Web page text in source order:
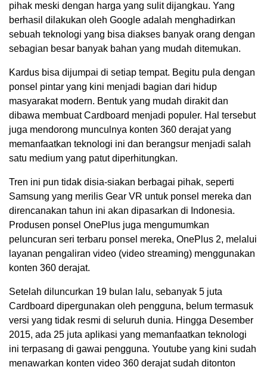
pihak meski dengan harga yang sulit dijangkau. Yang
berhasil dilakukan oleh Google adalah menghadirkan
sebuah teknologi yang bisa diakses banyak orang dengan
sebagian besar banyak bahan yang mudah ditemukan.
Kardus bisa dijumpai di setiap tempat. Begitu pula dengan
ponsel pintar yang kini menjadi bagian dari hidup
masyarakat modern. Bentuk yang mudah dirakit dan
dibawa membuat Cardboard menjadi populer. Hal tersebut
juga mendorong munculnya konten 360 derajat yang
memanfaatkan teknologi ini dan berangsur menjadi salah
satu medium yang patut diperhitungkan.
Tren ini pun tidak disia-siakan berbagai pihak, seperti
Samsung yang merilis Gear VR untuk ponsel mereka dan
direncanakan tahun ini akan dipasarkan di Indonesia.
Produsen ponsel OnePlus juga mengumumkan
peluncuran seri terbaru ponsel mereka, OnePlus 2, melalui
layanan pengaliran video (video streaming) menggunakan
konten 360 derajat.
Setelah diluncurkan 19 bulan lalu, sebanyak 5 juta
Cardboard dipergunakan oleh pengguna, belum termasuk
versi yang tidak resmi di seluruh dunia. Hingga Desember
2015, ada 25 juta aplikasi yang memanfaatkan teknologi
ini terpasang di gawai pengguna. Youtube yang kini sudah
menawarkan konten video 360 derajat sudah ditonton